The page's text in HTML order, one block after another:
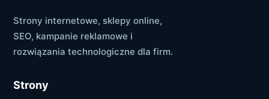
Strony internetowe, sklepy online,
SEO, kampanie reklamowe i
rozwiązania technologiczne dla firm.
Strony